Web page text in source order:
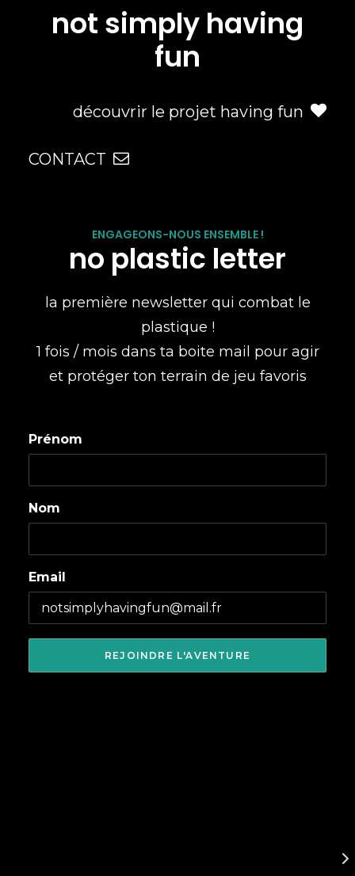
not simply having
fun
découvrir le projet having fun
CONTACT
ENGAGEONS-NOUS ENSEMBLE !
no plastic letter
la première newsletter qui combat le
plastique !
1 fois / mois dans ta boite mail pour agir
et protéger ton terrain de jeu favoris
Prénom
Nom
Email